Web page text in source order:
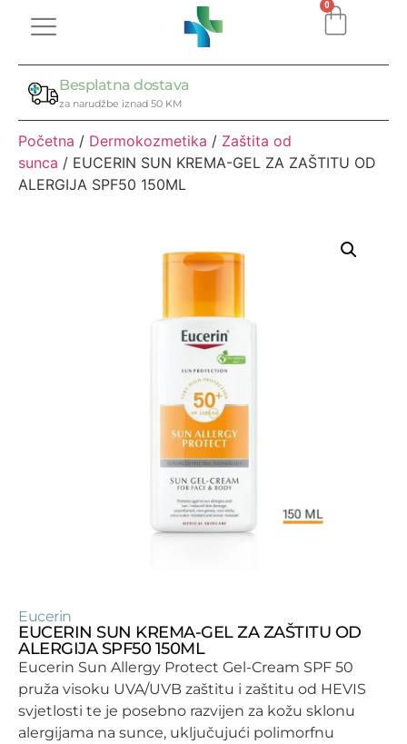
0
Besplatna dostava
za narudžbe iznad 50 KM
Početna / Dermokozmetika / Zaštita od
sunca / EUCERIN SUN KREMA-GEL ZA ZAŠTITU OD
ALERGIJA SPF50 150ML
Eucerin
EUCERIN SUN KREMA-GEL ZA ZAŠTITU OD
ALERGIJA SPF50 150ML
Eucerin Sun Allergy Protect Gel-Cream SPF 50
pruža visoku UVA/UVB zaštitu i zaštitu od HEVIS
svjetlosti te je posebno razvijen za kožu sklonu
alergijama na sunce, uključujući polimorfnu